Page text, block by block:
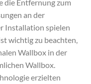
die Entfernung zum
an der
Installation spielen
wichtig zu beachten,
Wallbox in der
Wallbox.
erzielten